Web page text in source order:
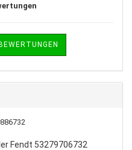
Fendt 53279706732